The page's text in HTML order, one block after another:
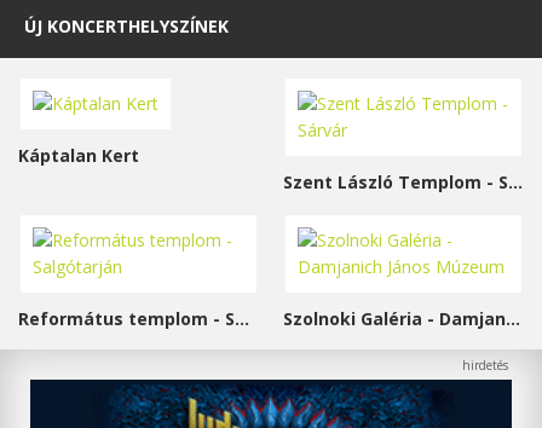
ÚJ KONCERTHELYSZÍNEK
Káptalan Kert
Szent László Templom - Sárvár
Református templom - Salgótarján Szolnoki Galéria - Damjanich János Múzeum